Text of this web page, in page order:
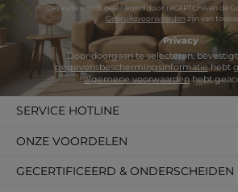
Deze site wordt beschermd door reCAPTCHA en de
Gebruiksvoorwaardenzijn van
Privacy
gegevensbeschermingsinformatie
algemene voorwaardenhebt
SERVICE HOTLINE
GECERTIFICEERD & ONDERSCHEIDEN
ONZE VOORDELEN